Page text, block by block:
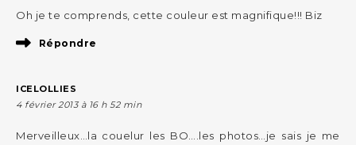
Oh je te comprends, cette couleur est magnifique!!! Biz
Répondre
ICELOLLIES
4 février 2013 à 16 h 52 min
Merveilleux…la couelur les BO….les photos…je sais je me